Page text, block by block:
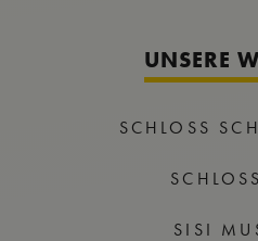
UNSERE
SCHLOSS
SISI